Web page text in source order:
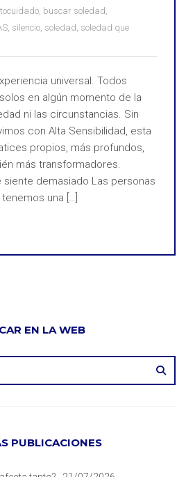
buscar soledad
silencio soledad soledad que
universal. Todos
en algún momento de la
ni las circunstancias. Sin
con Alta Sensibilidad, esta
propios, más profundos,
más transformadores.
siente demasiado Las personas
una […]
EN LA WEB
PUBLICACIONES